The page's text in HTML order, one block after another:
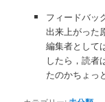
フィードバッ
出来上がった
編集者として
したら，読者
たのかちょっ